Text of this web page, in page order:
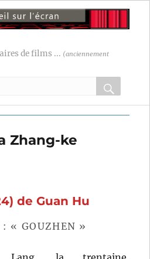
de films ... (anciennement
OK
Zhang-ke
de Guan Hu
« GOUZHEN »